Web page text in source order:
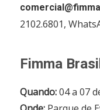
2102.6801,
Fimma
Quando:04 a 07